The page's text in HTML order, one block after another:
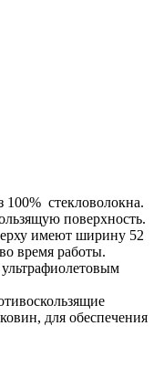
100% стекловолокна.
поверхность.
имеют ширину 52
время работы.
для обеспечения